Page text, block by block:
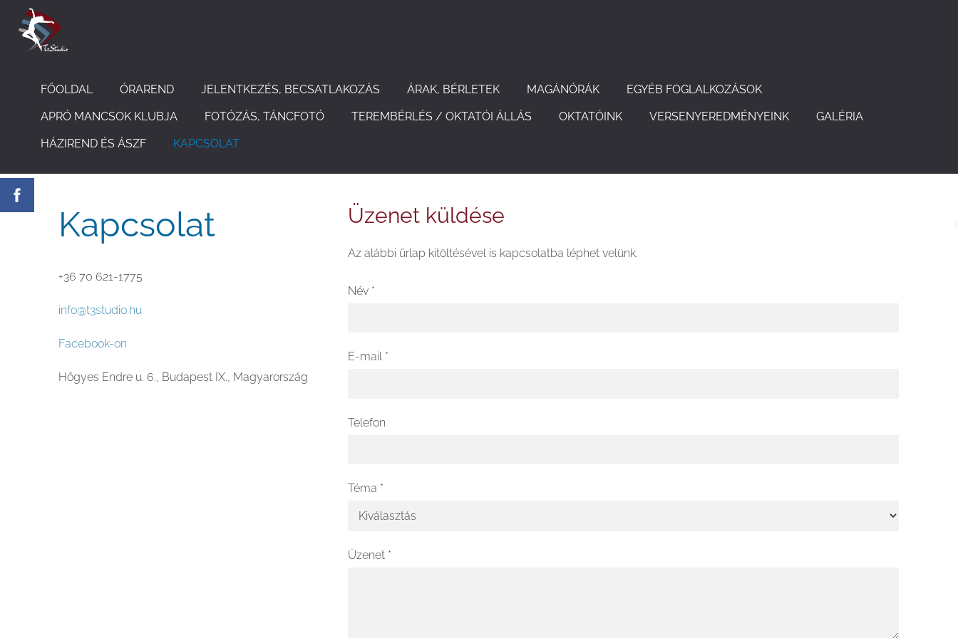
FŐOLDAL ÓRAREND JELENTKEZÉS, BECSATLAKOZÁS ÁRAK, BÉRLETEK MAGÁNÓRÁK
EGYÉB FOGLALKOZÁSOK
APRÓ MANCSOK KLUBJA
FOTÓZÁS, TÁNCFOTÓ TEREMBÉRLÉS / OKTATÓI ÁLLÁS OKTATÓINK VERSENYEREDMÉNYEINK
GALÉRIA
HÁZIREND ÉS ÁSZF
KAPCSOLAT
Kapcsolat
+36 70 621-1775
info@t3studio.hu
Facebook-on
Hőgyes Endre u. 6., Budapest IX., Magyarország
Üzenet küldése
Az alábbi űrlap kitöltésével is kapcsolatba léphet velünk.
Név *
E-mail *
Telefon
Téma *
Üzenet *